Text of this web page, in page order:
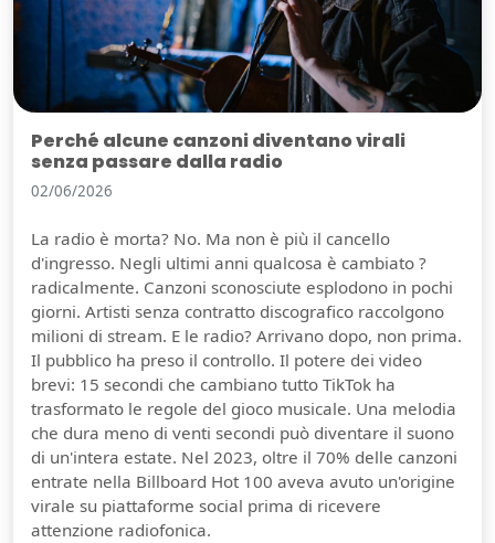
Perché alcune canzoni diventano virali
senza passare dalla radio
02/06/2026
La radio è morta? No. Ma non è più il cancello
d'ingresso. Negli ultimi anni qualcosa è cambiato ?
radicalmente. Canzoni sconosciute esplodono in pochi
giorni. Artisti senza contratto discografico raccolgono
milioni di stream. E le radio? Arrivano dopo, non prima.
Il pubblico ha preso il controllo. Il potere dei video
brevi: 15 secondi che cambiano tutto TikTok ha
trasformato le regole del gioco musicale. Una melodia
che dura meno di venti secondi può diventare il suono
di un'intera estate. Nel 2023, oltre il 70% delle canzoni
entrate nella Billboard Hot 100 aveva avuto un'origine
virale su piattaforme social prima di ricevere
attenzione radiofonica.